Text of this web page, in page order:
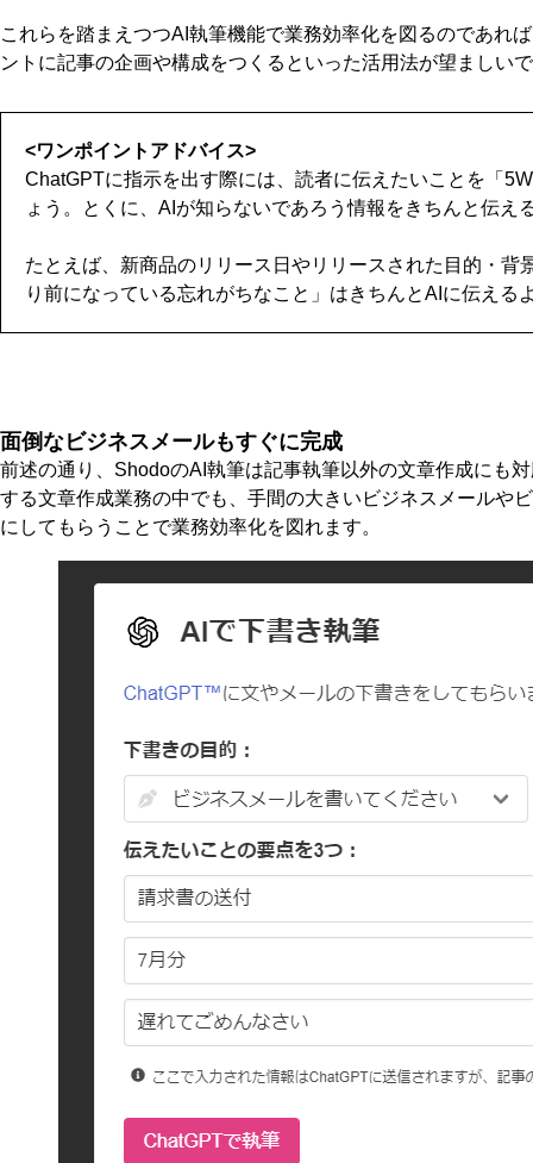
これらを踏まえつつAI執筆機能で業務効率化を図るのであれ
ントに記事の企画や構成をつくるといった活用法が望ましい
<ワンポイントアドバイス>
ChatGPTに指示を出す際には、読者に伝えたいことを「
ょう。とくに、AIが知らないであろう情報をきちんと伝え
たとえば、新商品のリリース日やリリースされた目的・背
り前になっている忘れがちなこと」はきちんとAIに伝える
面倒なビジネスメールもすぐに完成
前述の通り、ShodoのAI執筆は記事執筆以外の文章作成にも
する文章作成業務の中でも、手間の大きいビジネスメールや
にしてもらうことで業務効率化を図れます。